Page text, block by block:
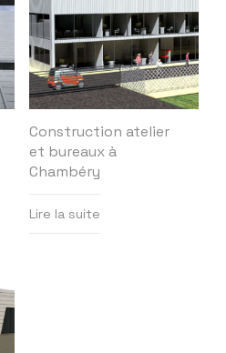
Construction atelier
et bureaux à
Chambéry
Lire la suite